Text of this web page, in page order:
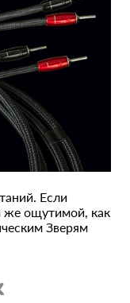
Если
же ощутимой, как
Зверям